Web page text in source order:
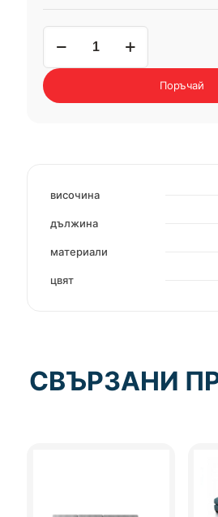
маса
GIZA
Поръчай
височина
дължина
материали
цвят
СВЪРЗАНИ